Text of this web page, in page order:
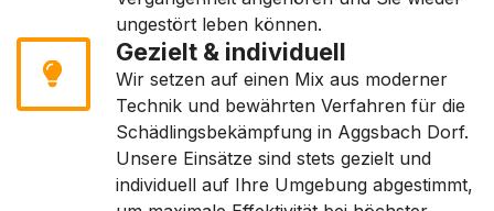
ungestört leben können.
Gezielt & individuell
Wir setzen auf einen Mix aus moderner
Technik und bewährten Verfahren für die
Schädlingsbekämpfung in Aggsbach Dorf.
Unsere Einsätze sind stets gezielt und
individuell auf Ihre Umgebung abgestimmt,